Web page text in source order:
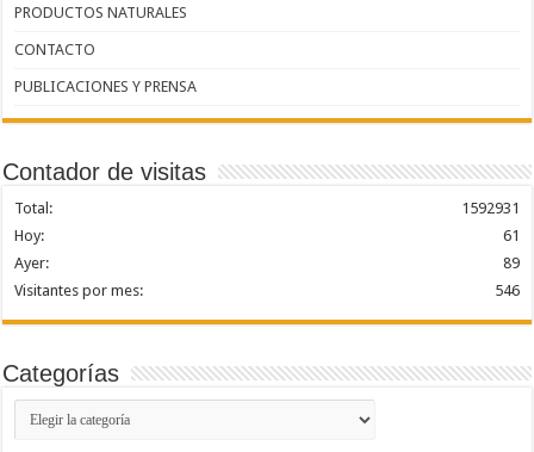
PRODUCTOS NATURALES
CONTACTO
PUBLICACIONES Y PRENSA
Contador de visitas
1592931
Total:
61
Hoy:
89
Ayer:
546
Visitantes por mes:
Categorías
Categorías